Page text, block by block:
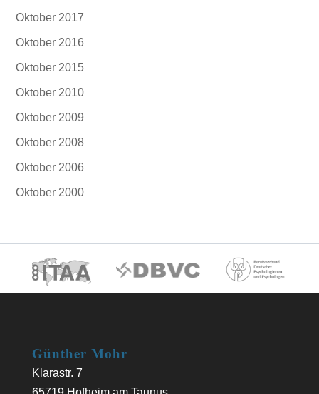
Oktober 2017
Oktober 2016
Oktober 2015
Oktober 2010
Oktober 2009
Oktober 2008
Oktober 2006
Oktober 2000
Günther Mohr
Klarastr. 7